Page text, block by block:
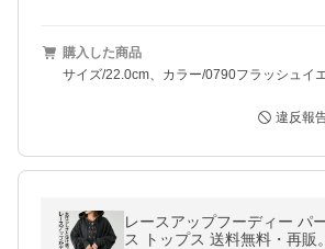
購入した商品
サイズ/22.0cm、カラー/0790フラッシュイ
違反報
レースアップフーディー パ
ス トップス 送料無料・再販